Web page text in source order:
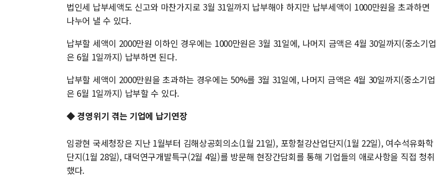
법인세 납부세액도 신고와 마찬가지로 3월 31일까지 납부해야 하지만 납부세액이 1000만원을 초과하면
나누어 낼 수 있다.
납부할 세액이 2000만원 이하인 경우에는 1000만원은 3월 31일에, 나머지 금액은 4월 30일까지(중소기업
은 6월 1일까지) 납부하면 된다.
납부할 세액이 2000만원을 초과하는 경우에는 50%를 3월 31일에, 나머지 금액은 4월 30일까지(중소기업
은 6월 1일까지) 납부할 수 있다.
◆ 경영위기 겪는 기업에 납기연장
임광현 국세청장은 지난 1월부터 김해상공회의소(1월 21일), 포항철강산업단지(1월 22일), 여수석유화학
단지(1월 28일), 대덕연구개발특구(2월 4일)를 방문해 현장간담회를 통해 기업들의 애로사항을 직접 청취
했다.